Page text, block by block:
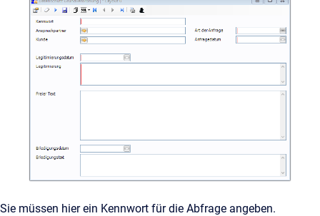
Sie müssen hier ein Kennwort für die Abfrage angeben.